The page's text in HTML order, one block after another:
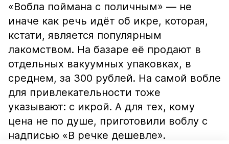
«Вобла поймана с поличным» — не
иначе как речь идёт об икре, которая,
кстати, является популярным
лакомством. На базаре её продают в
отдельных вакуумных упаковках, в
среднем, за 300 рублей. На самой вобле
для привлекательности тоже
указывают: с икрой. А для тех, кому
цена не по душе, приготовили воблу с
надписью «В речке дешевле».